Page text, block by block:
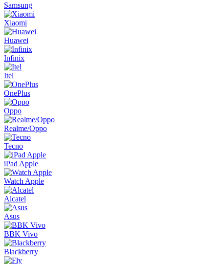
Samsung
Xiaomi
Huawei
Infinix
Itel
OnePlus
Oppo
Realme/Oppo
Tecno
iPad Apple
Watch Apple
Alcatel
Asus
BBK Vivo
Blackberry